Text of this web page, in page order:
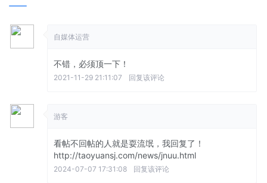
自媒体运营
不错，必须顶一下！
2021-11-29 21:11:07 回复该评论
游客
看帖不回帖的人就是耍流氓，我回复了！
http://taoyuansj.com/news/jnuu.html
2024-07-07 17:31:08 回复该评论